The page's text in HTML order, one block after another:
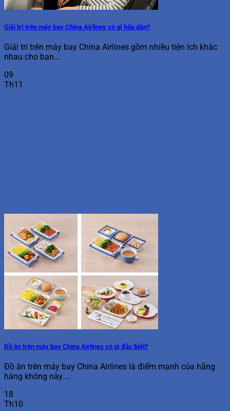
Giải trí trên máy bay China Airlines có gì hấp dẫn?
Giải trí trên máy bay China Airlines gồm nhiều tiện ích khác
nhau cho bạn...
09
Th11
Đồ ăn trên máy bay China Airlines có gì đặc biệt?
Đồ ăn trên máy bay China Airlines là điểm mạnh của hãng
hàng không này....
18
Th10